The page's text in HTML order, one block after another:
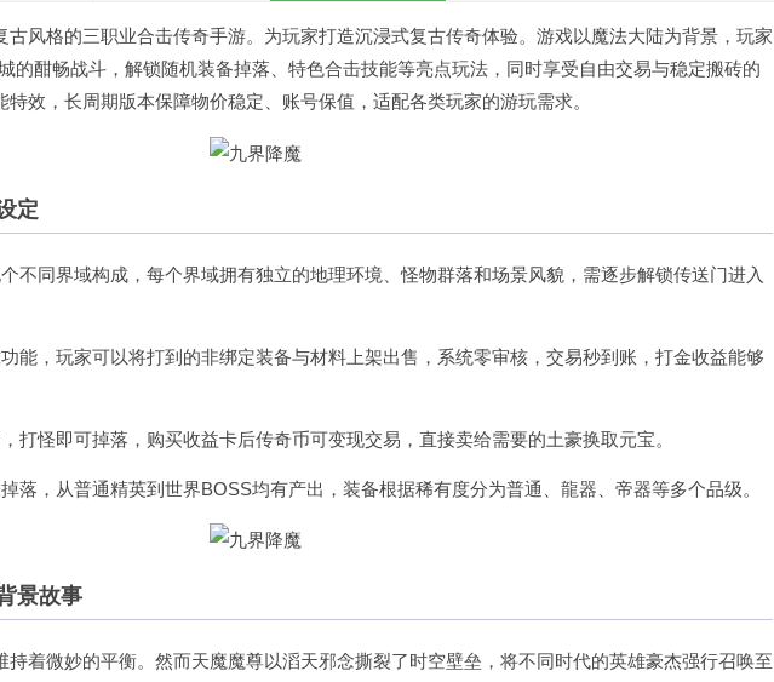
古风格的三职业合击传奇手游。为玩家打造沉浸式复古传奇体验。游戏以魔法大陆为背景，玩家
的酣畅战斗，解锁随机装备掉落、特色合击技能等亮点玩法，同时享受自由交易与稳定搬砖的
效，长周期版本保障物价稳定、账号保值，适配各类玩家的游玩需求。
定
不同界域构成，每个界域拥有独立的地理环境、怪物群落和场景风貌，需逐步解锁传送门进入
能，玩家可以将打到的非绑定装备与材料上架出售，系统零审核，交易秒到账，打金收益能够
打怪即可掉落，购买收益卡后传奇币可变现交易，直接卖给需要的土豪换取元宝。
落，从普通精英到世界BOSS均有产出，装备根据稀有度分为普通、龍器、帝器等多个品级。
景故事
持着微妙的平衡。然而天魔魔尊以滔天邪念撕裂了时空壁垒，将不同时代的英雄豪杰强行召唤至